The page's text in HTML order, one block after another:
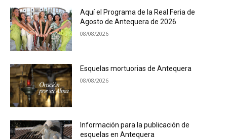
Aquí el Programa de la Real Feria de
Agosto de Antequera de 2026
08/08/2026
Esquelas mortuorias de Antequera
08/08/2026
Información para la publicación de
esquelas en Antequera